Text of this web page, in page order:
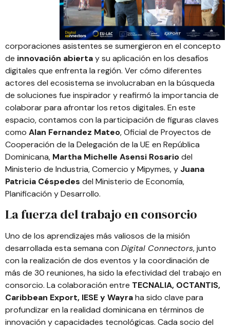
corporaciones asistentes se sumergieron en el concepto
de innovación abiertay su aplicación en los desafíos
digitales que enfrenta la región. Ver cómo diferentes
actores del ecosistema se involucraban en la búsqueda
de soluciones fue inspirador y reafirmó la importancia de
colaborar para afrontar los retos digitales. En este
espacio, contamos con la participación de figuras claves
como Alan Fernandez Mateo, Oficial de Proyectos de
Cooperación de la Delegación de la UE en República
Dominicana, Martha Michelle Asensi Rosariodel
Ministerio de Industria, Comercio y Mipymes, y Juana
Patricia Céspedes del Ministerio de Economía,
Planificación y Desarrollo.
La fuerza del trabajo en consorcio
Uno de los aprendizajes más valiosos de la misión
desarrollada esta semana con Digital Connectors, junto
con la realización de dos eventos y la coordinación de
más de 30 reuniones, ha sido la efectividad del trabajo en
consorcio. La colaboración entre TECNALIA, OCTANTIS,
Caribbean Export, IESEyWayraha sido clave para
profundizar en la realidad dominicana en términos de
innovación y capacidades tecnológicas. Cada socio del